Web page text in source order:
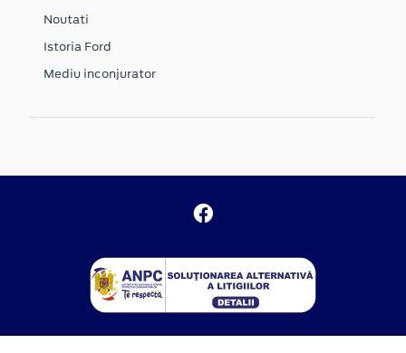
Noutati
Istoria Ford
Mediu inconjurator